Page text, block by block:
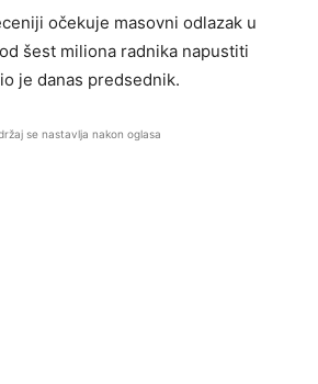
očekuje masovni odlazak u
šest miliona radnika napustiti
je danas predsednik.
se nastavlja nakon oglasa